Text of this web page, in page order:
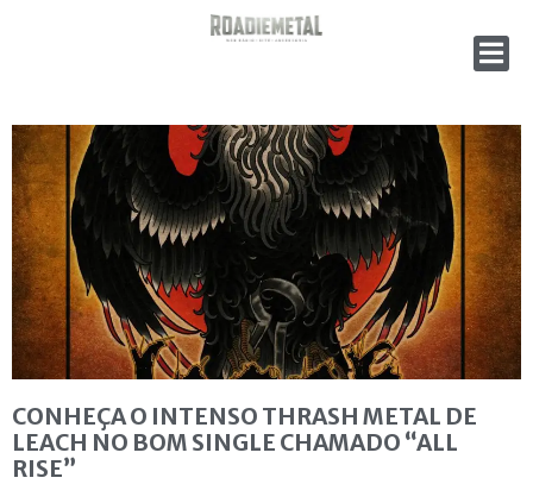
CONHEÇA O INTENSO THRASH METAL DE
LEACH NO BOM SINGLE CHAMADO “ALL
RISE”